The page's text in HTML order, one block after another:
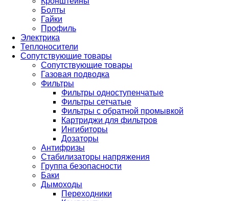
Болты
Гайки
Профиль
Электрика
Теплоносители
Сопутствующие товары
Сопутствующие товары
Газовая подводка
Фильтры
Фильтры одноступенчатые
Фильтры сетчатые
Фильтры с обратной промывкой
Картриджи для фильтров
Ингибиторы
Дозаторы
Антифризы
Стабилизаторы напряжения
Группа безопасности
Баки
Дымоходы
Переходники